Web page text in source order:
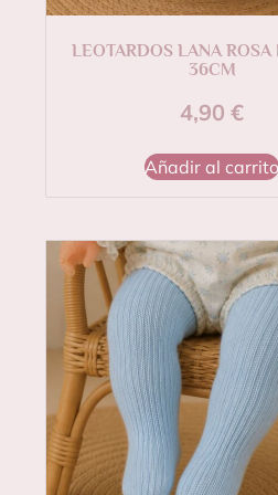
LEOTARDOS LANA ROSA
36CM
4,90 €
Añadir al carrito